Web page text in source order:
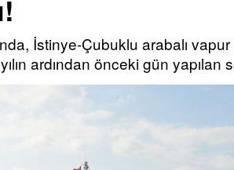
İstinye-Çubuklu arabalı
ardından önceki gün yapılan